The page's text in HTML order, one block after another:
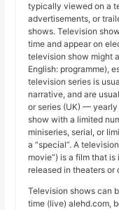
typically viewed on a
advertisements, or
shows. Television
time and appear on
television show might
English: programme),
television series is
narrative, and are
or series (UK) — yearly
show with a limited
miniseries, serial, or
a “special”. A
movie”) is a film that
released in theaters
Television shows can
time (live) alehd.com,